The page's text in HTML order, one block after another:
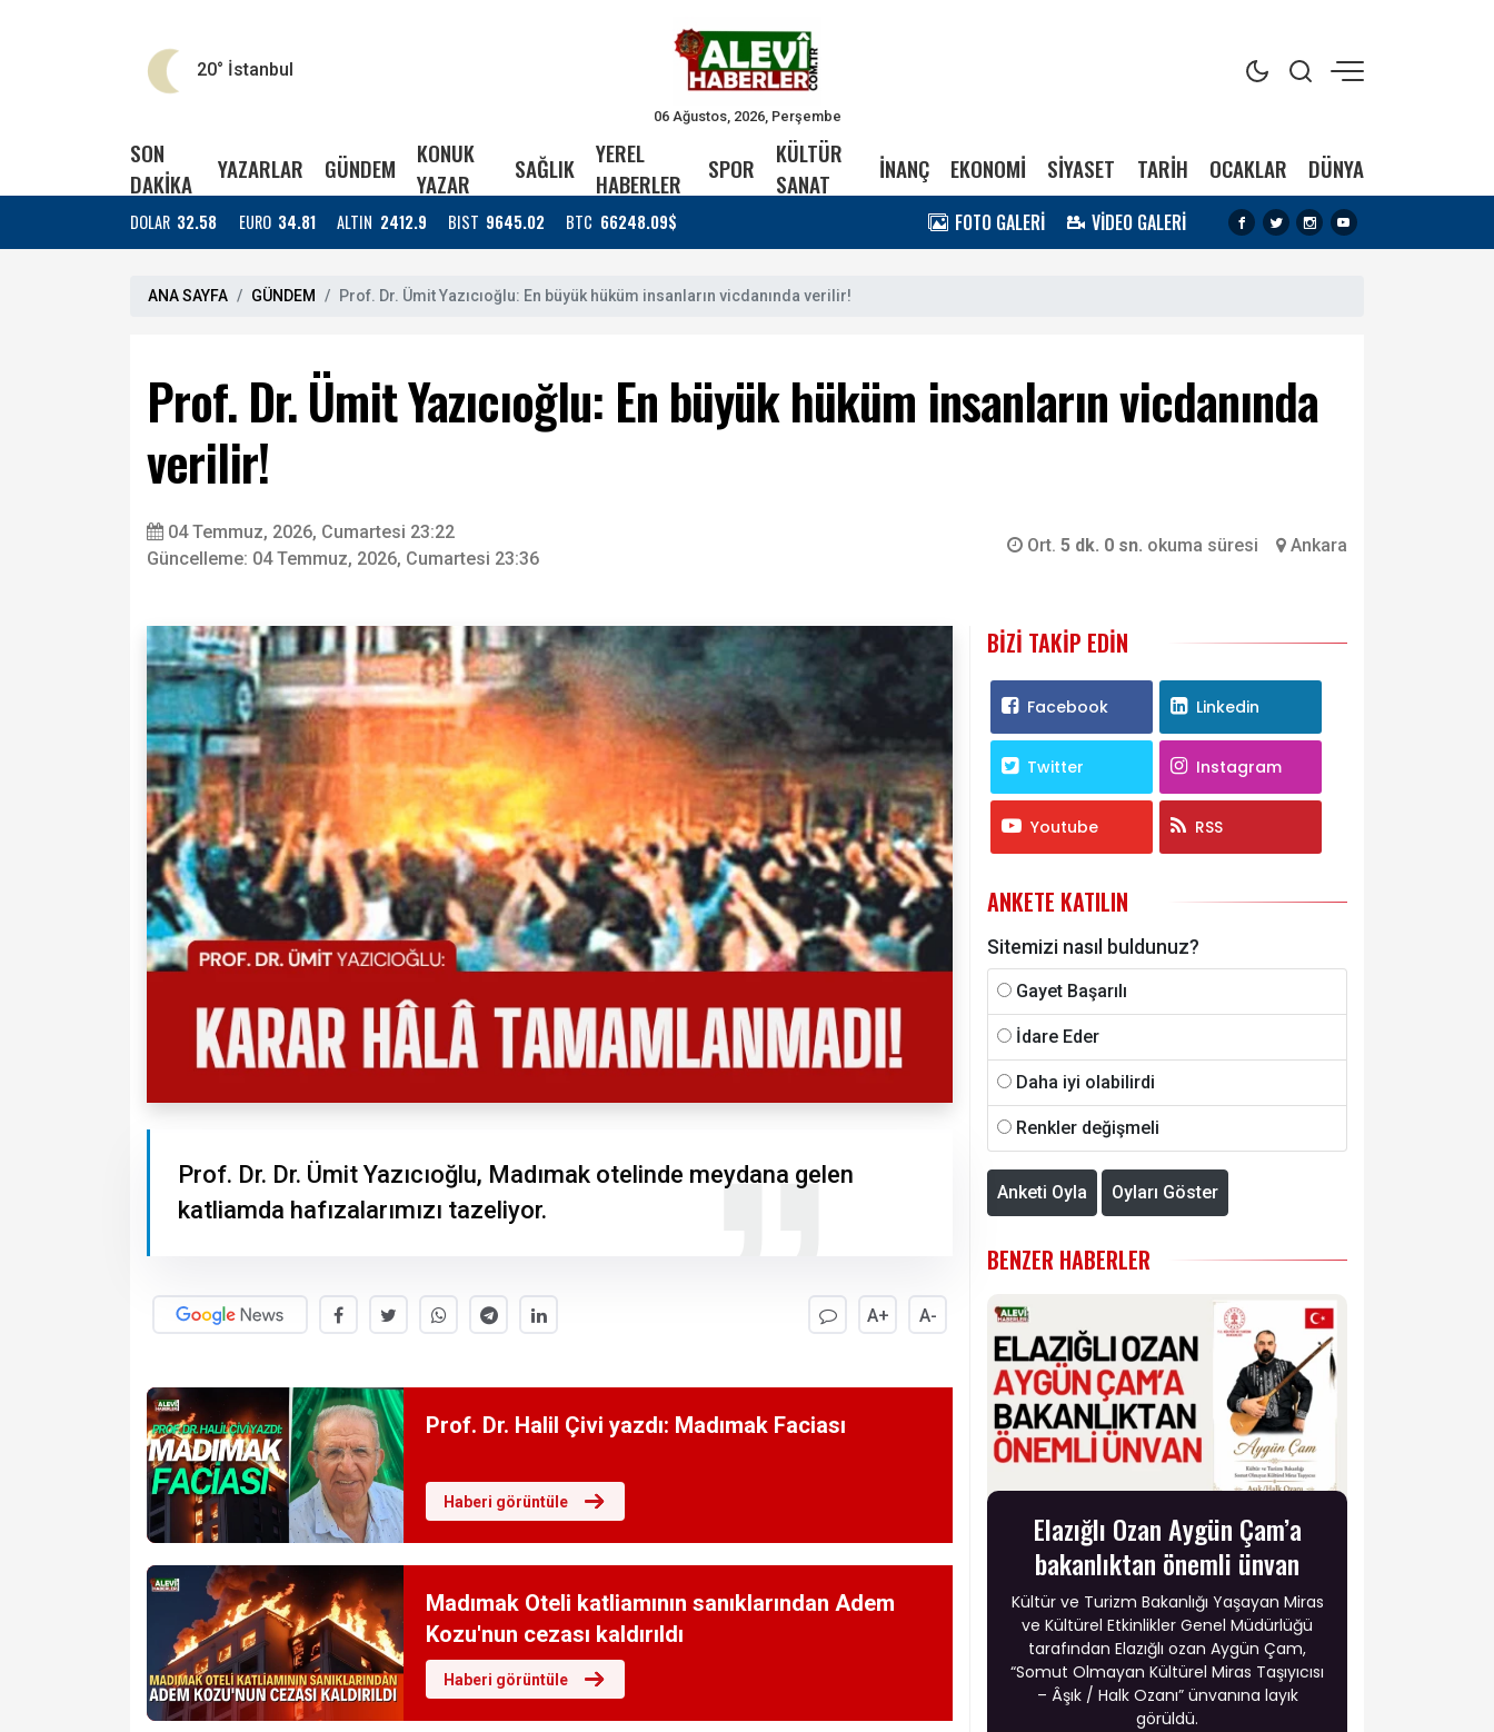
20° İstanbul
06 Ağustos, 2026, Perşembe
SON
DAKİKA
YAZARLAR GÜNDEM
KONUK
YAZAR
SAĞLIK
YEREL
HABERLER
SPOR
KÜLTÜR
SANAT
İNANÇ EKONOMİ SİYASET TARİH OCAKLAR DÜNYA
DOLAR 32.58 EURO 34.81 ALTIN 2412.9 BIST 9645.02 BTC 66248.09$ FOTO GALERİ VİDEO GALERİ
ANA SAYFA GÜNDEM Prof. Dr. Ümit Yazıcıoğlu: En büyük hüküm insanların vicdanında verilir!
Prof. Dr. Ümit Yazıcıoğlu: En büyük hüküm insanların vicdanında
verilir!
04 Temmuz, 2026, Cumartesi 23:22
Güncelleme: 04 Temmuz, 2026, Cumartesi 23:36
Ort. 5 dk. 0 sn. okuma süresi Ankara
Prof. Dr. Dr. Ümit Yazıcıoğlu, Madımak otelinde meydana gelen
katliamda hafızalarımızı tazeliyor.
A+ A-
Prof. Dr. Halil Çivi yazdı: Madımak Faciası
Haberi görüntüle
Madımak Oteli katliamının sanıklarından Adem
Kozu'nun cezası kaldırıldı
Haberi görüntüle
BIZI TAKIP EDIN
Facebook Linkedin
Twitter Instagram
Youtube RSS
ANKETE KATILIN
Sitemizi nasıl buldunuz?
Gayet Başarılı
İdare Eder
Daha iyi olabilirdi
Renkler değişmeli
Anketi Oyla Oyları Göster
BENZER HABERLER
Elazığlı Ozan Aygün Çam’a
bakanlıktan önemli ünvan
Kültür ve Turizm Bakanlığı Yaşayan Miras
ve Kültürel Etkinlikler Genel Müdürlüğü
tarafından Elazığlı ozan Aygün Çam,
“Somut Olmayan Kültürel Miras Taşıyıcısı
– Âşık / Halk Ozanı” ünvanına layık
görüldü.